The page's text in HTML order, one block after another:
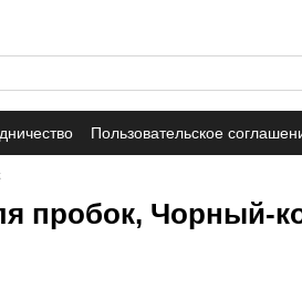
Пользовательское
пробок, Чорный-